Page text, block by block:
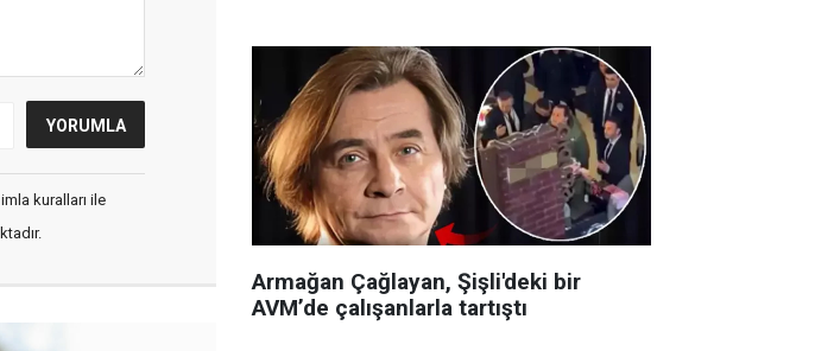
kuralları ile
Armağan Çağlayan, Şişli'deki bir
AVM’de çalışanlarla tartıştı